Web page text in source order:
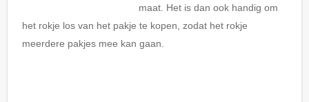
maat. Het is dan ook handig om
het rokje los van het pakje te kopen, zodat het rokje
meerdere pakjes mee kan gaan.